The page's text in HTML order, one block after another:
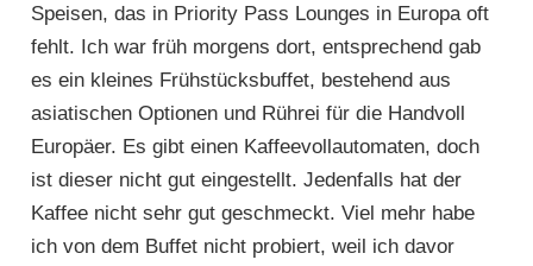
Speisen, das in Priority Pass Lounges in Europa oft
fehlt. Ich war früh morgens dort, entsprechend gab
es ein kleines Frühstücksbuffet, bestehend aus
asiatischen Optionen und Rührei für die Handvoll
Europäer. Es gibt einen Kaffeevollautomaten, doch
ist dieser nicht gut eingestellt. Jedenfalls hat der
Kaffee nicht sehr gut geschmeckt. Viel mehr habe
ich von dem Buffet nicht probiert, weil ich davor